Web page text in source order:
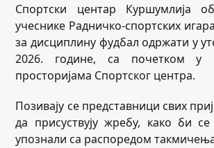
Спортски центар Куршумлија
учеснике Радничко-спортских
за дисциплину фудбал одржати у
2026. године, са почетком у
просторијама Спортског центра.
Позивају се представници свих
да присуствују жребу, како би
упознали са распоредом